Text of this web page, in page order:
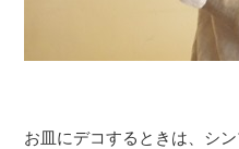
お皿にデコするときは、シ